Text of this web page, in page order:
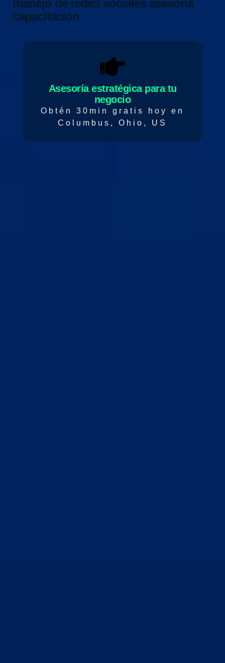
manejo de redes sociales asesoría
capacitación
Asesoría estratégica para tu
negocio
Obtén 30min gratis hoy en
Columbus, Ohio, US